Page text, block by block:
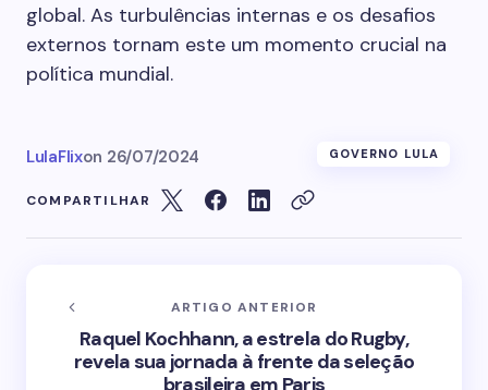
global. As turbulências internas e os desafios
externos tornam este um momento crucial na
política mundial.
LulaFlixon 26/07/2024 GOVERNO LULA
COMPARTILHAR
ARTIGO ANTERIOR
Raquel Kochhann, a estrela do Rugby,
revela sua jornada à frente da seleção
brasileira em Paris